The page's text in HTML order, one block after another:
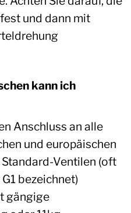
und dann mit
kann ich
Anschluss an alle
und europäischen
Ventilen (oft
bezeichnet)
gängige